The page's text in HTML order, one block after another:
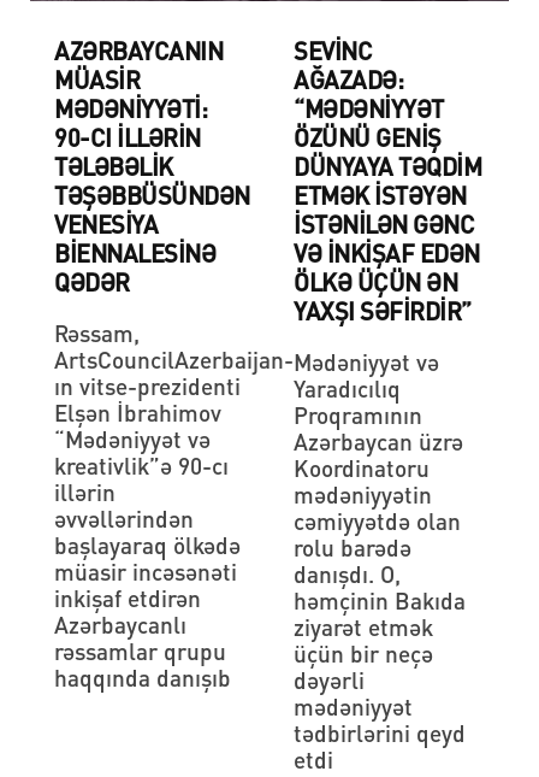
AZƏRBAYCANIN
MÜASIR
MƏDƏNIYYƏTI:
90-CI ILLƏRIN
TƏLƏBƏLIK
TƏŞƏBBÜSÜNDƏN
VENESIYA
BIENNALESINƏ
QƏDƏR
Rəssam,
ArtsCouncilAzerbaijan-
ın vitse-prezidenti
Elşən İbrahimov
“Mədəniyyət və
kreativlik”ə 90-cı
illərin
əvvəllərindən
başlayaraq ölkədə
müasir incəsənəti
inkişaf etdirən
Azərbaycanlı
rəssamlar qrupu
haqqında danışıb
SEVINC
AĞAZADƏ:
“MƏDƏNIYYƏT
ÖZÜNÜ GENIŞ
DÜNYAYA TƏQDIM
ETMƏK ISTƏYƏN
ISTƏNILƏN GƏNC
VƏ INKIŞAF EDƏN
ÖLKƏ ÜÇÜN ƏN
YAXŞI SƏFIRDIR”
Mədəniyyət və
Yaradıcılıq
Proqramının
Azərbaycan üzrə
Koordinatoru
mədəniyyətin
cəmiyyətdə olan
rolu barədə
danışdı. O,
həmçinin Bakıda
ziyarət etmək
üçün bir neçə
dəyərli
mədəniyyət
tədbirlərini qeyd
etdi